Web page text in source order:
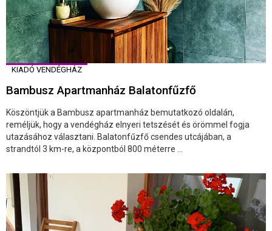
KIADÓ VENDÉGHÁZ
Bambusz Apartmanház Balatonfűzfő
Köszöntjük a Bambusz apartmanház bemutatkozó oldalán,
reméljük, hogy a vendégház elnyeri tetszését és örömmel fogja
utazásához választani. Balatonfűzfő csendes utcájában, a
strandtól 3 km-re, a központból 800 méterre ...